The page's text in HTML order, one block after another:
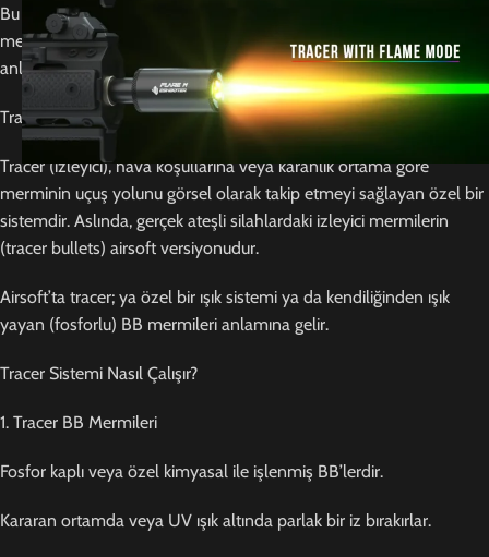
Bu makalede, airsoft dünyasında tracer sistemini ve tracer BB
mermilerini detaylı, anlaşılır ve teknik terimlerden uzak şekilde
anlatıyoruz.
Tracer Nedir?
Tracer (izleyici), hava koşullarına veya karanlık ortama göre
merminin uçuş yolunu görsel olarak takip etmeyi sağlayan özel bir
sistemdir. Aslında, gerçek ateşli silahlardaki izleyici mermilerin
(tracer bullets) airsoft versiyonudur.
Airsoft’ta tracer; ya özel bir ışık sistemi ya da kendiliğinden ışık
yayan (fosforlu) BB mermileri anlamına gelir.
Tracer Sistemi Nasıl Çalışır?
1. Tracer BB Mermileri
Fosfor kaplı veya özel kimyasal ile işlenmiş BB’lerdir.
Kararan ortamda veya UV ışık altında parlak bir iz bırakırlar.